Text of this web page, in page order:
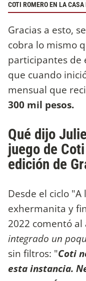
COTI ROMERO EN LA
Gracias a esto,
cobra lo mismo
participantes de
que cuando
mensual que
300 mil pesos.
Qué dijo
juego de
edición de
Desde el ciclo
exhermanita y
2022 comentó al
integrado un
sin filtros: "Coti
esta instancia.